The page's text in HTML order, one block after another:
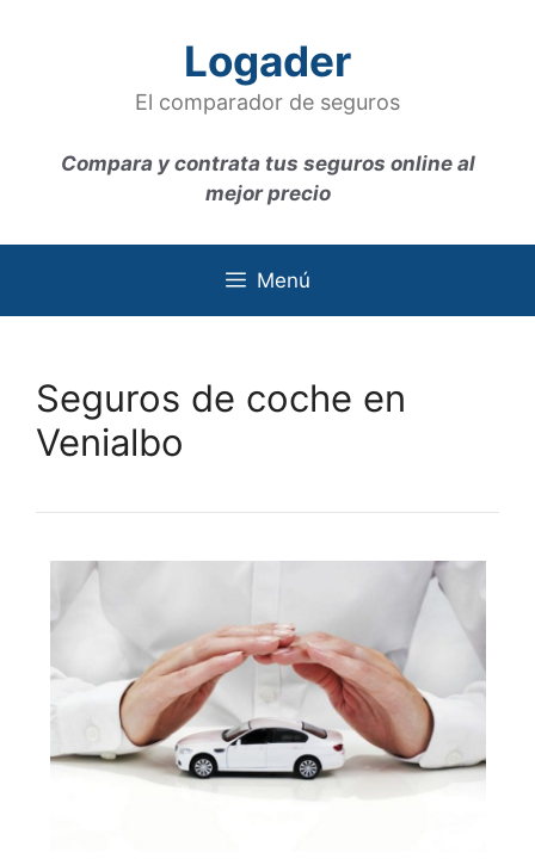
Logader
El comparador de seguros
Compara y contrata tus seguros online al
mejor precio
Menú
Seguros de coche en
Venialbo